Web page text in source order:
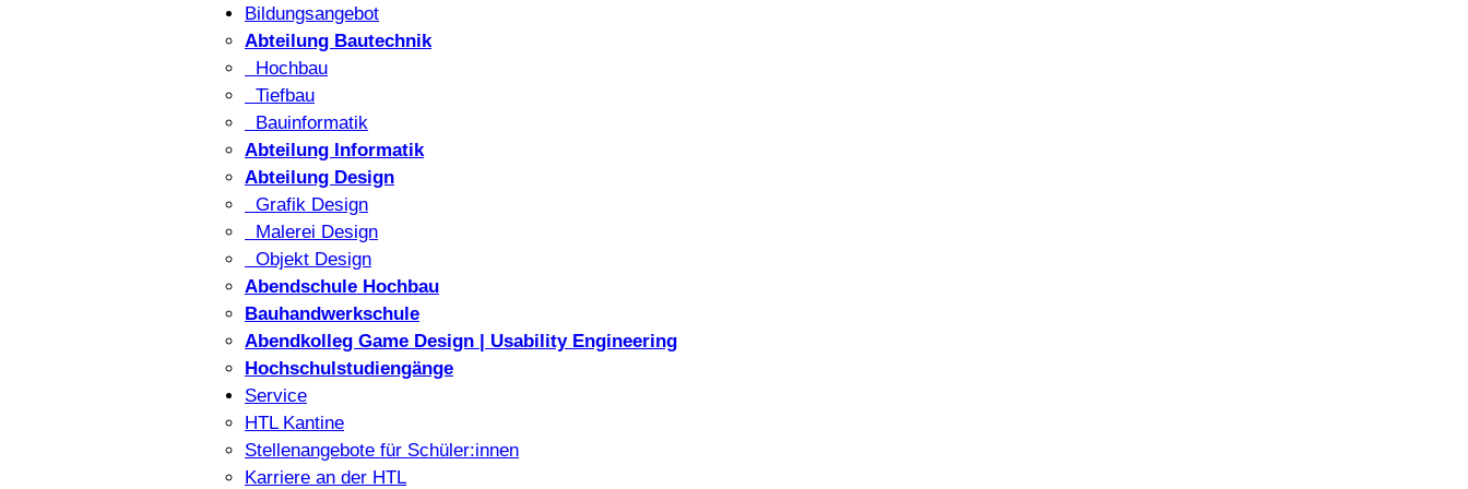
Bildungsangebot
Abteilung Bautechnik
Hochbau
Tiefbau
Bauinformatik
Abteilung Informatik
Abteilung Design
Grafik Design
Malerei Design
Objekt Design
Abendschule Hochbau
Bauhandwerkschule
Abendkolleg Game Design | Usability Engineering
Hochschulstudiengänge
Service
HTL Kantine
Stellenangebote für Schüler:innen
Karriere an der HTL